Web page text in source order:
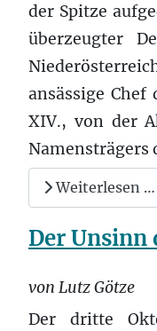
der Spitze
überzeugter
ansässige Chef
XIV., von der
Namensträgers
Weiterlesen …
Der Unsinn
von Lutz Götze
Der dritte